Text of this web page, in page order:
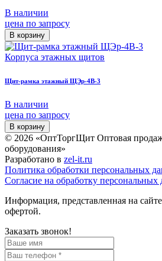
В наличии
цена по запросу
В корзину
Корпуса этажных щитов
Щит-рамка этажный ЩЭр-4В-3
В наличии
цена по запросу
В корзину
© 2026 «ОптТоргЩит Оптовая
оборудования»
Разработано в zel-it.ru
Политика обработки персональных
Согласие на обработку
Информация, представленная на
офертой.
Заказать звонок!